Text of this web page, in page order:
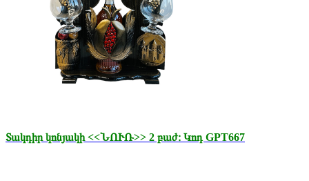
Տակդիր կոնյակի <<ՆՈՒՌ>> 2 բաժ։ Կոդ GPT667